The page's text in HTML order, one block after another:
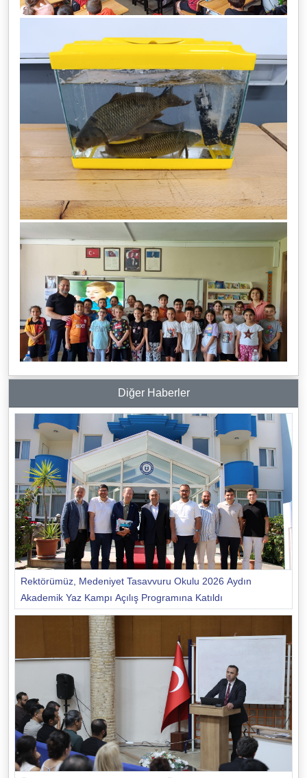
Diğer Haberler
Rektörümüz, Medeniyet Tasavvuru Okulu 2026 Aydın
Akademik Yaz Kampı Açılış Programına Katıldı